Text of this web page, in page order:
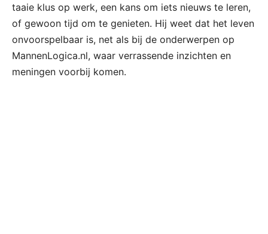
taaie klus op werk, een kans om iets nieuws te leren,
of gewoon tijd om te genieten. Hij weet dat het leven
onvoorspelbaar is, net als bij de onderwerpen op
MannenLogica.nl, waar verrassende inzichten en
meningen voorbij komen.